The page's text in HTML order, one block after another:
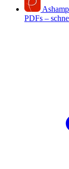
PDFs –